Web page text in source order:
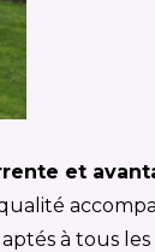
et
à tous